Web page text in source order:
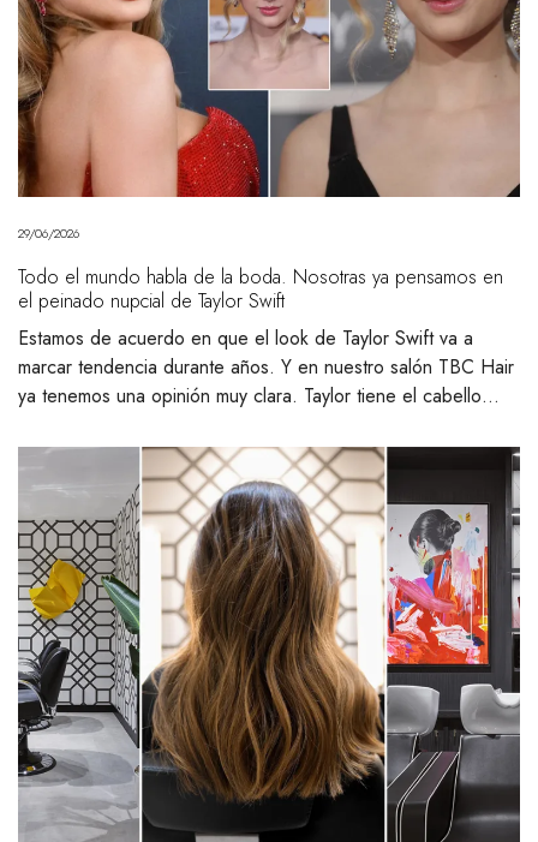
29/06/2026
Todo el mundo habla de la boda. Nosotras ya pensamos en
el peinado nupcial de Taylor Swift
Estamos de acuerdo en que el look de Taylor Swift va a
marcar tendencia durante años. Y en nuestro salón TBC Hair
ya tenemos una opinión muy clara. Taylor tiene el cabello…